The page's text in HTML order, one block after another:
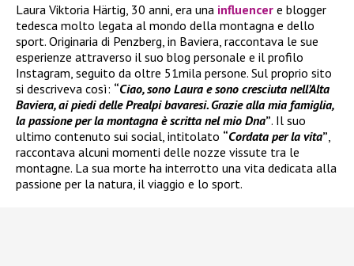
Laura Viktoria Härtig, 30 anni, era una influencer e blogger
tedesca molto legata al mondo della montagna e dello
sport. Originaria di Penzberg, in Baviera, raccontava le sue
esperienze attraverso il suo blog personale e il profilo
Instagram, seguito da oltre 51mila persone. Sul proprio sito
si descriveva così: “Ciao, sono Laura e sono cresciuta nell’Alta
Baviera, ai piedi delle Prealpi bavaresi. Grazie alla mia famiglia,
la passione per la montagna è scritta nel mio Dna”. Il suo
ultimo contenuto sui social, intitolato “Cordata per la vita”
raccontava alcuni momenti delle nozze vissute tra le
montagne. La sua morte ha interrotto una vita dedicata alla
passione per la natura, il viaggio e lo sport.